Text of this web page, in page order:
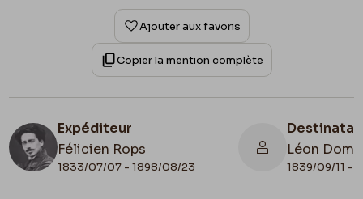
Ajouter aux favoris
Copier la mention complète
Expéditeur
Félicien Rops
1833/07/07 - 1898/08/23
Léon
1839/09/11 -